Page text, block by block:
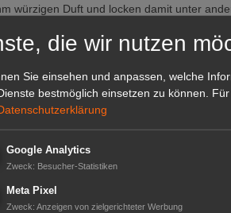
würzigen Duft und locken damit unter
Trieben eignet sich Eisenkraut
blauerZiersalbei(Salvia). Im
farbenfroh — je nach Sorte auch in Weiß
gerne von Bestäubern besucht.
einen wertvollen Beitrag zum
in Sachen Nachhaltigkeit kaum zu toppen.
die wir nutzen
Sie einsehen und anpassen, welche
bestmöglich einsetzen zu können.
Google Analytics
Zweck: Besucher-Statistiken
Meta Pixel
Zweck: Anzeigen von zielgerichteter Werbung